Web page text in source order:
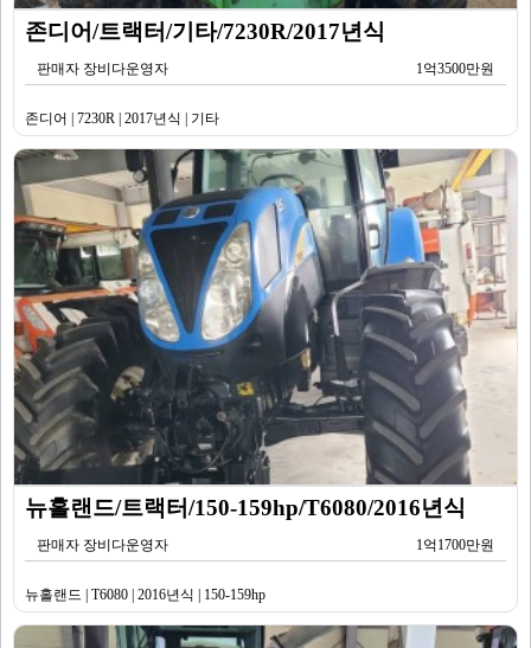
존디어/트랙터/기타/7230R/2017년식
판매자 장비다운영자 1억3500만원
존디어 | 7230R | 2017년식 | 기타
뉴홀랜드/트랙터/150-159hp/T6080/2016년식
판매자 장비다운영자 1억1700만원
뉴홀랜드 | T6080 | 2016년식 | 150-159hp